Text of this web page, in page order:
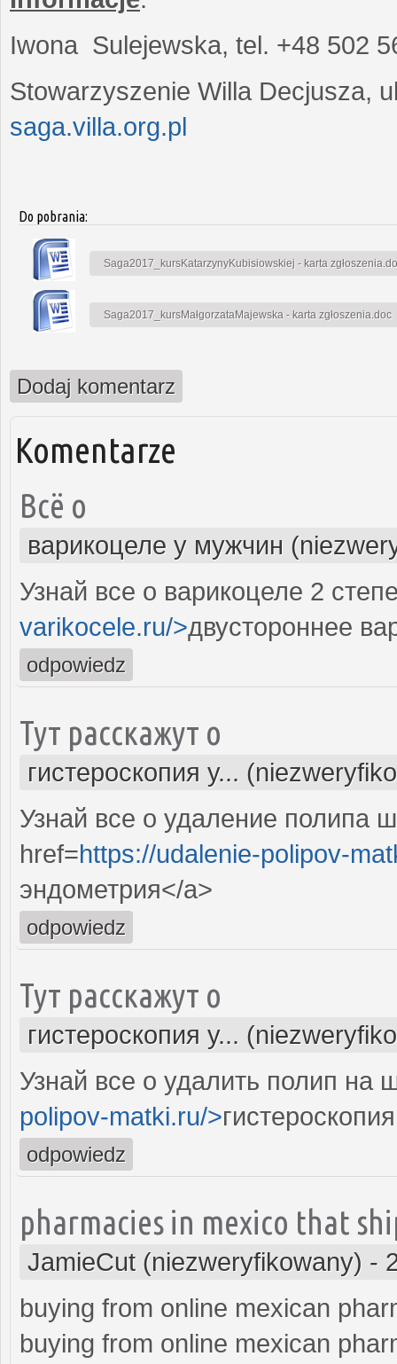
Iwona Sulejewska, tel. +48 502
Stowarzyszenie Willa Decjusza,
saga.villa.org.pl
Do pobrania:
Saga2017_kursKatarzynyKubisiowskiej - karta
Saga2017_kursMałgorzataMajewska - karta zgłoszenia.doc
Dodaj komentarz
Komentarze
Всё о
варикоцеле у мужчин
Узнай все о варикоцеле 2
varikocele.ru/>двустороннее
odpowiedz
Тут расскажут о
гистероскопия у...
Узнай все о удаление полипа
href=https://udalenie-polipov-
эндометрия</a>
odpowiedz
Тут расскажут о
гистероскопия у...
Узнай все о удалить полип на
polipov-matki.ru/>
odpowiedz
pharmacies in mexico that
JamieCut (niezweryfikowany) -
buying from online mexican
buying from online mexican